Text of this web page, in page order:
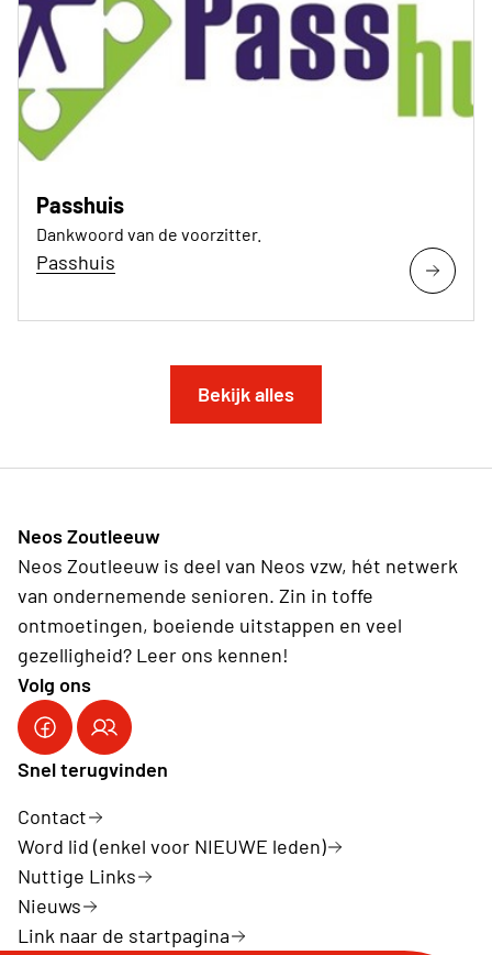
Passhuis
Dankwoord van de voorzitter.
Passhuis
Bekijk alles
Neos Zoutleeuw
Neos Zoutleeuw is deel van Neos vzw, hét netwerk
van ondernemende senioren. Zin in toffe
ontmoetingen, boeiende uitstappen en veel
gezelligheid? Leer ons kennen!
Volg ons
Snel terugvinden
Contact
Word lid (enkel voor NIEUWE leden)
Nuttige Links
Nieuws
Link naar de startpagina